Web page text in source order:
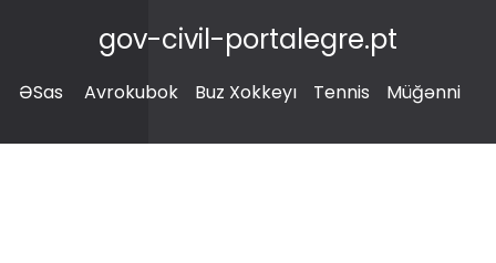
gov-civil-portalegre.pt
ƏSas Avrokubok Buz Xokkeyı Tennis Müğənni